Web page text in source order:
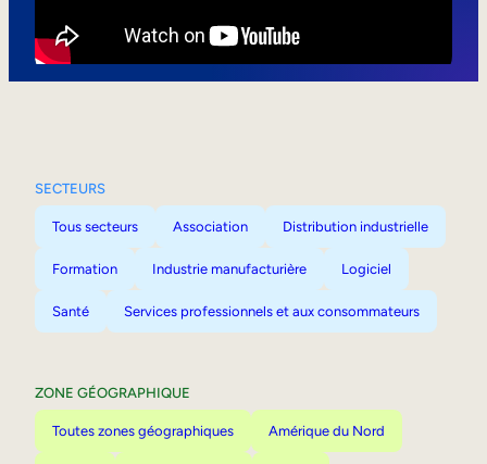
SECTEURS
Tous secteurs Association Distribution industrielle
Formation Industrie manufacturière Logiciel
Santé Services professionnels et aux consommateurs
ZONE GÉOGRAPHIQUE
Toutes zones géographiques Amérique du Nord